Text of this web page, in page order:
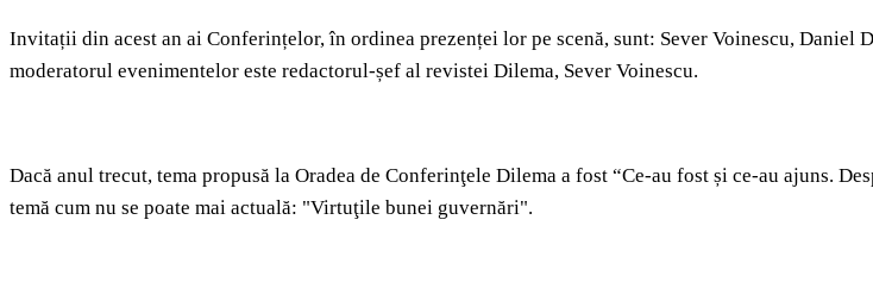
Invitații din acest an ai Conferințelor, în ordinea prezenței lor pe scenă, sunt: Sever Voinescu,
moderatorul evenimentelor este redactorul-șef al revistei Dilema, Sever Voinescu.
Dacă anul trecut, tema propusă la Oradea de Conferinţele Dilema a fost “Ce-au fost și ce-au ajuns.
temă cum nu se poate mai actuală: "Virtuţile bunei guvernări".